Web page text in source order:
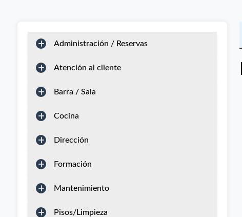
Administración / Reservas
Atención al cliente
Barra / Sala
Cocina
Dirección
Formación
Mantenimiento
Pisos/Limpieza